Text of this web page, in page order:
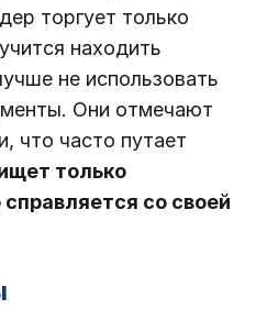
торгует только
находить
не использовать
Они отмечают
что часто путает
только
со своей